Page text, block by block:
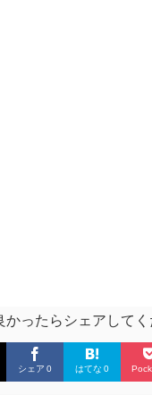
ったらシェアして
シェア 0 はてな 0